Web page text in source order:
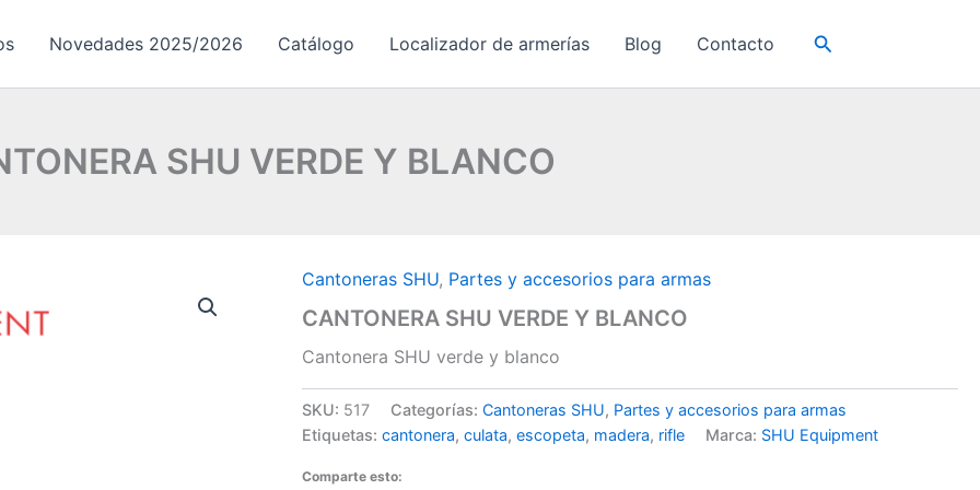
Novedades 2025/2026 Catálogo Localizador de armerías Blog Contacto Buscar
SHU VERDE Y BLANCO
Cantoneras SHU, Partes y accesorios para armas
CANTONERA SHU VERDE Y BLANCO
Cantonera SHU verde y blanco
SKU: 517 Categorías:Cantoneras SHU, Partes y accesorios para armas
Etiquetas:cantonera,culata,escopeta, madera, rifle Marca: SHU Equipment
Comparte esto: